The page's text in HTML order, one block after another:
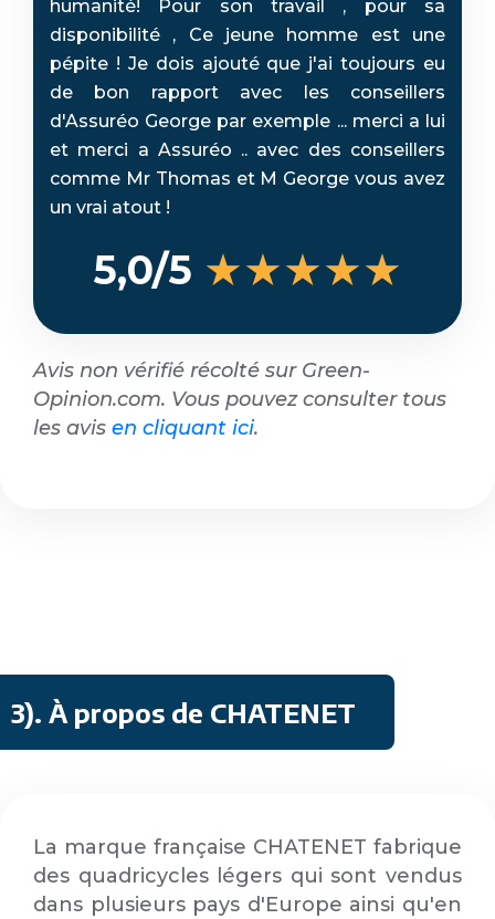
humanité! Pour son travail , pour sa
disponibilité , Ce jeune homme est une
pépite ! Je dois ajouté que j'ai toujours eu
de bon rapport avec les conseillers
d'Assuréo George par exemple ... merci a lui
et merci a Assuréo .. avec des conseillers
comme Mr Thomas et M George vous avez
un vrai atout !
5,0/5 ★★★★★
Avis non vérifié récolté sur Green-
Opinion.com. Vous pouvez consulter tous
les avis en cliquant ici.
3). À propos de CHATENET
La marque française CHATENET fabrique
des quadricycles légers qui sont vendus
dans plusieurs pays d'Europe ainsi qu'en